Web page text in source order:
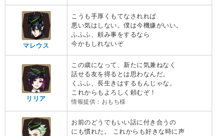
マレウス
こうも手厚くもてなされれば
悪い気はしない。僕は今機嫌がいい。
ふふふ、頼み事をするなら
今かもしれないぞ
リリア
この歳になって、新たに気兼ねなく
話せる友を得るとは思わなんだ。
くふふ、長生きはするもんじゃな。
これからもよろしく頼むぞ！
情報提供：おもち様
お前のどうでもいい話に付き合うの
にも慣れた。 これからも好きな時に声